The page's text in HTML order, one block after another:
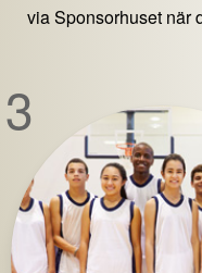
via Sponsorhuset när
3